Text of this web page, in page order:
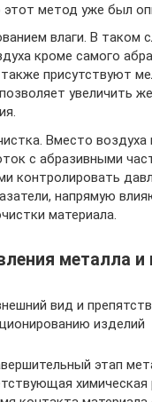
метод уже был
влаги. В таком
кроме самого
присутствуют
увеличить
Вместо воздуха
с абразивными
контролировать
напрямую
материала.
металла и
вид и
изделий
этап
химическая